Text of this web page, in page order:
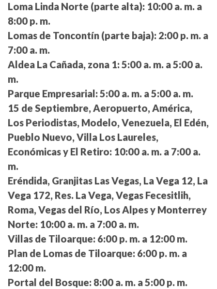
Loma Linda Norte (parte alta): 10:00 a. m. a
8:00 p. m.
Lomas de Toncontín (parte baja): 2:00 p. m. a
7:00 a. m.
Aldea La Cañada, zona 1: 5:00 a. m. a 5:00 a.
m.
Parque Empresarial: 5:00 a. m. a 5:00 a. m.
15 de Septiembre, Aeropuerto, América,
Los Periodistas, Modelo, Venezuela, El Edén,
Pueblo Nuevo, Villa Los Laureles,
Económicas y El Retiro: 10:00 a. m. a 7:00 a.
m.
Eréndida, Granjitas Las Vegas, La Vega 12, La
Vega 172, Res. La Vega, Vegas Fecesitlih,
Roma, Vegas del Río, Los Alpes y Monterrey
Norte: 10:00 a. m. a 7:00 a. m.
Villas de Tiloarque: 6:00 p. m. a 12:00 m.
Plan de Lomas de Tiloarque: 6:00 p. m. a
12:00 m.
Portal del Bosque: 8:00 a. m. a 5:00 p. m.